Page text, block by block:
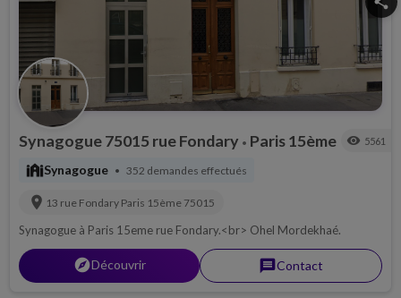
Synagogue 75015 rue Fondary • Paris 15ème visibility 5561
synagogueSynagogue • 352 demandes effectués
location_on 13 rue Fondary Paris 15ème 75015
Synagogue à Paris 15eme rue Fondary.<br> Ohel Mordekhaé.
explorerDécouvrir messageContact